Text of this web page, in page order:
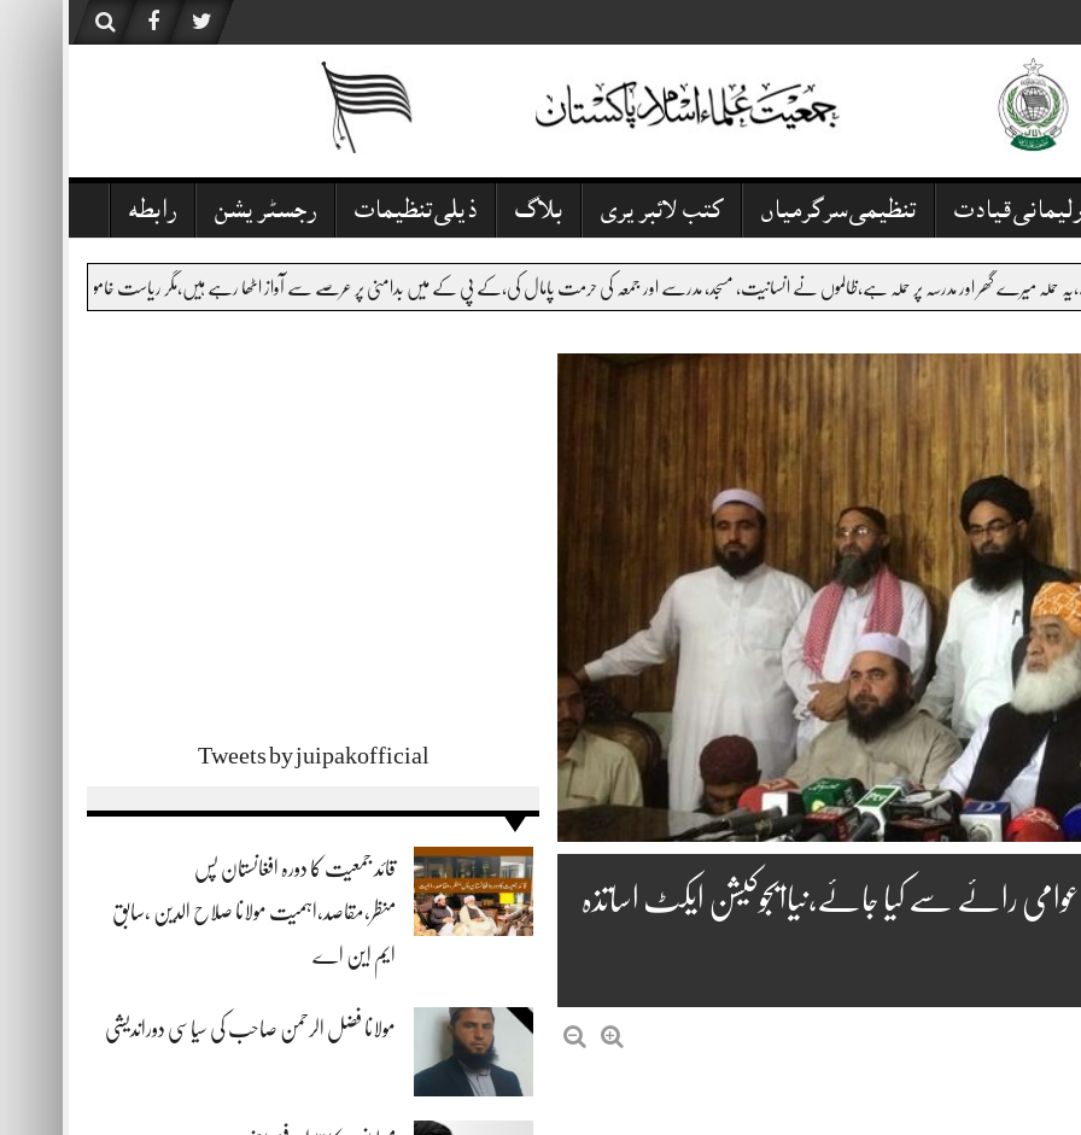
قیادت تنظیمی سرگرمیاں کتب لائبریری بلاگ ذیلی تنظیمات رجسٹریشن رابطہ
نے انسانیت، مسجد، مدرسے اور جمعہ کی حرمت پامال کی،کے پی کے میں بدامنی پر عرصے سے آواز اٹھا رہے ہیں،مگر ریاست خاموش تماشائی ہے،قانون نافذ کرنے والے اداروں کی
Tweets by juipakofficial
قائد جمعیت کا دورہ افغانستان پس
منظر،مقاصد،اہمیت مولانا صلاح الدین ،سابق
ایم این اے
مولانا فضل الرحمن صاحب کی سیاسی دوراندیشی
رائے سے کیا جائے،نیاایجوکیشن ایکٹ اساتذہ